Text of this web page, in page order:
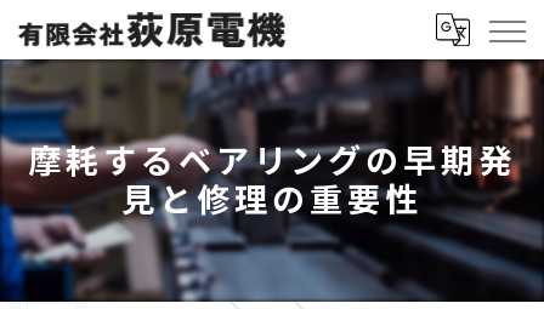
摩耗するベアリングの早期発
見と修理の重要性